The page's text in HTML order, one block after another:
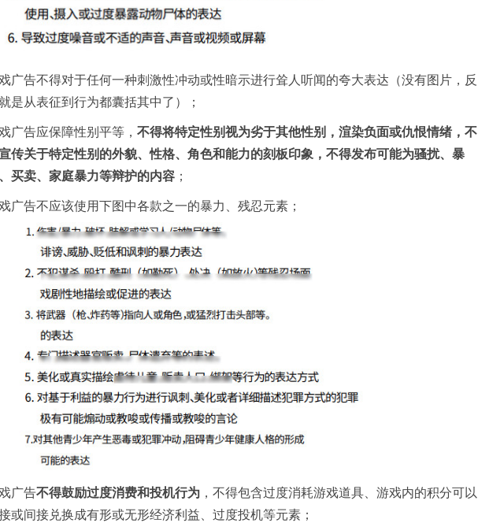
广告不得对于任何一种刺激性冲动或性暗示进行耸人听闻的夸大表达（没有图片，反
是从表征到行为都囊括其中了）；
广告应保障性别平等， 不得将特定性别视为劣于其他性别，渲染负面或仇恨情绪，不
传关于特定性别的外貌、性格、⻆⾊和能力的刻板印象，不得发布可能为骚扰、暴
买卖、家庭暴力等辩护的内容 ；
⼴告不应该使用下图中各款之⼀的暴力、残忍元素；
广告不得鼓励过度消费和投机行为 ，不得包含过度消耗游戏道具、游戏内的积分可以
或间接兑换成有形或无形经济利益、过度投机等元素；